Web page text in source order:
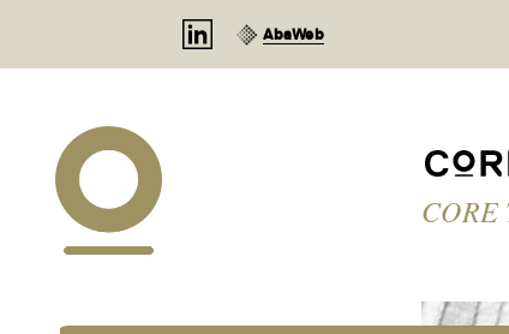
AbaWeb
CORE